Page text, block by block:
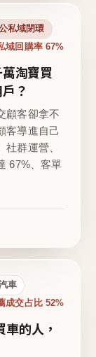
私域閉環
域回購率 67%
淘寶買
？
顧客卻拿不
客導進自己
群運營、
67%、客單
車
成交占比 52%
的人，